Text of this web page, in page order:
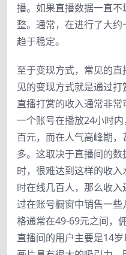
播。如果直播数据一直
整。通常，在进行了大
趋于稳定。
至于变现方式，常见的
见的变现方式就是通过
直播打赏的收入通常非常
一个账号在播放24小时
百元，而在人气高峰期
多。这取决于直播间的
时，很难达到这样的收
时在线几百人，那么收
过在账号橱窗中销售一
格通常在49-69元之间，
直播间的用户主要是14